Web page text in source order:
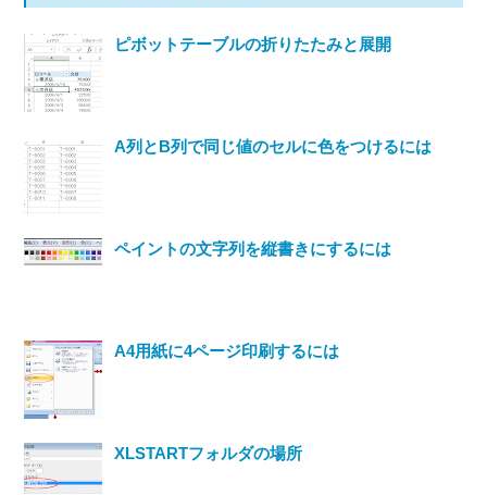
ピボットテーブルの折りたたみと展開
A列とB列で同じ値のセルに色をつけるには
ペイントの文字列を縦書きにするには
A4用紙に4ページ印刷するには
XLSTARTフォルダの場所